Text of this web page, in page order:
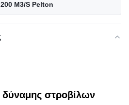
M3/S Pelton
δύναμης στροβίλων